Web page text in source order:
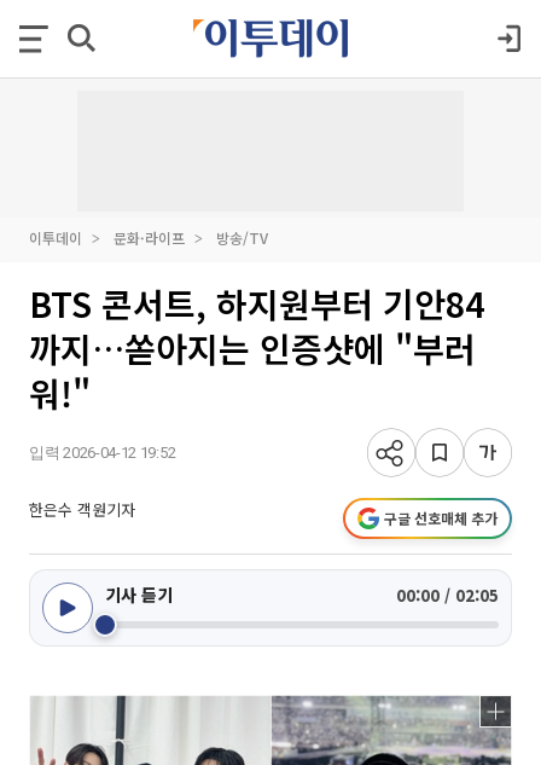
이투데이 문화·라이프 방송/TV
BTS 콘서트, 하지원부터 기안84
까지…쏟아지는 인증샷에 "부러
워!"
입력 2026-04-12 19:52
한은수 객원기자 구글 선호매체 추가
기사 듣기 00:00 / 02:05